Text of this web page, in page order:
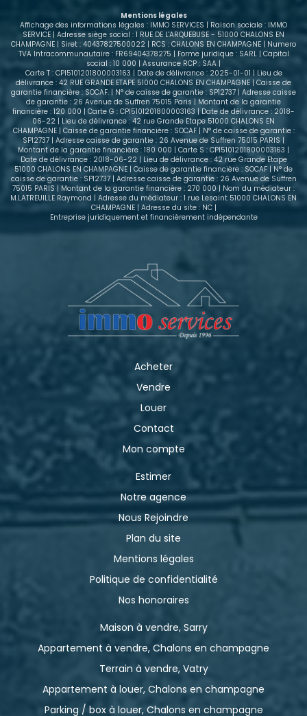
chaufferie et une cuisine d'été, offrant de
nombreux espaces de rangement et de bricolage. À
l'extérieur, vous profiterez d'un jardin d'environ 600
m², arboré et agréable, avec deux terrasses (avant
et arrière), idéal pour les repas d'été, les jeux
d'enfants ou les moments de détente. Travaux de
modernisation pour améliorer le confort et les
performances énergétiques. Les menuiseries sont
déjà en double vitrage. Un emplacement idéal pour
une vie de famille : - Proximité immédiate des
écoles maternelle et primaire - Accès rapide au
centre de SARRY - Environnement agréable et
familial - Facilité RN44
Mentions légales
Affichage des informations légales : IMMO SERVICES | Raison sociale : IMMO
SERVICE | Adresse siège social : 1 RUE DE L'ARQUEBUSE - 51000 CHALONS EN
CHAMPAGNE | Siret : 40437827500022 | RCS : CHALONS EN CHAMPAGNE | Numero
TVA Intracommunautaire : FR69404378275 | Forme juridique : SARL | Capital
social : 10 000 | Assurance RCP : SAA |
Carte T : CPI5101201800003163 | Date de délivrance : 2025-01-01 | Lieu de
délivrance : 42 RUE GRANDE ETAPE 51000 CHALONS EN CHAMPAGNE | Caisse de
garantie financière : SOCAF. | N° de caisse de garantie : SP12737 | Adresse caisse
de garantie : 26 Avenue de Suffren 75015 Paris | Montant de la garantie
financière : 120 000 | Carte G : CPI5101201800003163 | Date de délivrance : 2018-
06-22 | Lieu de délivrance : 42 rue Grande Etape 51000 CHALONS EN
CHAMPAGNE | Caisse de garantie financière : SOCAF | N° de caisse de garantie :
SP12737 | Adresse caisse de garantie : 26 Avenue de Suffren 75015 PARIS |
Montant de la garantie financière : 180 000 | Carte S : CPI5101201800003163 |
Date de délivrance : 2018-06-22 | Lieu de délivrance : 42 rue Grande Etape
51000 CHALONS EN CHAMPAGNE | Caisse de garantie financière : SOCAF | N° de
caisse de garantie : SP12737 | Adresse caisse de garantie : 26 Avenue de Suffren
75015 PARIS | Montant de la garantie financière : 270 000 | Nom du médiateur :
M.LATREUILLE Raymond | Adresse du médiateur : 1 rue Lesaint 51000 CHALONS EN
CHAMPAGNE | Adresse du site : NC |
Entreprise juridiquement et financièrement indépendante
Acheter
Vendre
Louer
Contact
Mon compte
Estimer
Notre agence
Nous Rejoindre
Plan du site
Mentions légales
Politique de confidentialité
Nos honoraires
Maison à vendre, Sarry
Appartement à vendre, Chalons en champagne
Terrain à vendre, Vatry
Appartement à louer, Chalons en champagne
Parking / box à louer, Chalons en champagne